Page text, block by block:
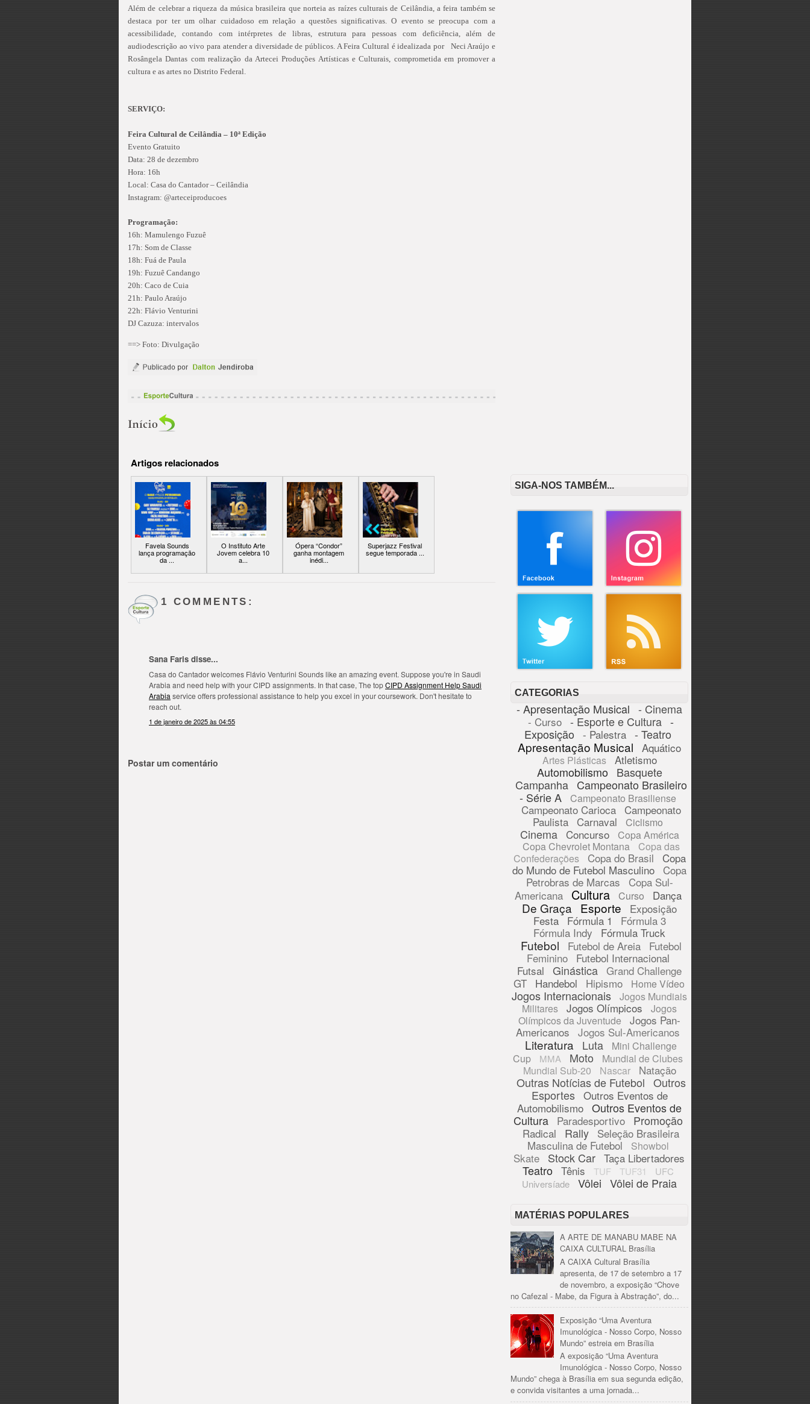
Além de celebrar a riqueza da música brasileira que norteia as raízes culturais de Ceilândia, a feira também se
destaca por ter um olhar cuidadoso em relação a questões significativas. O evento se preocupa com a
acessibilidade, contando com intérpretes de libras, estrutura para pessoas com deficiência, além de
audiodescrição ao vivo para atender a diversidade de públicos. A Feira Cultural é idealizada por Neci Araújo e
Rosângela Dantas com realização da Artecei Produções Artísticas e Culturais, comprometida em promover a
cultura e as artes no Distrito Federal.
SERVIÇO:
Feira Cultural de Ceilândia – 10ª Edição
Evento Gratuito
Data: 28 de dezembro
Hora: 16h
Local: Casa do Cantador – Ceilândia
Instagram: @arteceiproducoes
Programação:
16h: Mamulengo Fuzuê
17h: Som de Classe
18h: Fuá de Paula
19h: Fuzuê Candango
20h: Caco de Cuia
21h: Paulo Araújo
22h: Flávio Venturini
DJ Cazuza: intervalos
==> Foto: Divulgação
Artigos relacionados
Favela Sounds
lança programação
da ...
O Instituto Arte
Jovem celebra 10
a...
Ópera “Condor”
ganha montagem
inédi...
Superjazz Festival
segue temporada ...
1 COMMENTS:
Sana Faris disse...
Casa do Cantador welcomes Flávio Venturini Sounds like an amazing event. Suppose you're in Saudi
Arabia and need help with your CIPD assignments. In that case, The topCIPD Assignment Help Saudi
Arabia service offers professional assistance to help you excel in your coursework. Don't hesitate to
reach out.
1 de janeiro de 2025 às 04:55
Postar um comentário
SIGA-NOS TAMBÉM...
CATEGORIAS
- Apresentação Musical - Cinema
- Curso - Esporte e Cultura -
Exposição - Palestra - Teatro
Apresentação Musical Aquático
Artes Plásticas Atletismo
Automobilismo
Basquete
Campanha Campeonato Brasileiro
- Série A
Campeonato Brasiliense
Campeonato Carioca
Campeonato
Paulista Carnaval Ciclismo
Cinema Concurso
Copa América
Copa Chevrolet Montana
Copa das
Confederações
Copa do Brasil Copa
do Mundo de Futebol Masculino Copa
Petrobras de Marcas
Copa Sul-
Americana
Cultura Curso Dança
De Graça Esporte
Exposição
Festa
Fórmula 1
Fórmula 3
Fórmula Indy
Fórmula Truck
Futebol Futebol de Areia
Futebol
Feminino
Futebol Internacional
Futsal Ginástica Grand Challenge
GT Handebol Hipismo Home Vídeo
Jogos Internacionais
Jogos Mundiais
Militares
Jogos Olímpicos
Jogos
Olímpicos da Juventude
Jogos Pan-
Americanos Jogos Sul-Americanos
Literatura Luta
Mini Challenge
Cup
MMA Moto
Mundial de Clubes
Mundial Sub-20
Nascar Natação
Outras Notícias de Futebol Outros
Esportes Outros Eventos de
Automobilismo Outros Eventos de
Cultura
Paradesportivo Promoção
Radical Rally Seleção Brasileira
Masculina de Futebol
Showbol
Skate Stock Car Taça Libertadores
Teatro Tênis TUF TUF31
UFC
Universíade
Vôlei Vôlei de Praia
MATÉRIAS POPULARES
A ARTE DE MANABU MABE NA
CAIXA CULTURAL Brasília
A CAIXA Cultural Brasília
apresenta, de 17 de setembro a 17
de novembro, a exposição “Chove
no Cafezal - Mabe, da Figura à Abstração”, do...
Exposição “Uma Aventura
Imunológica - Nosso Corpo, Nosso
Mundo” estreia em Brasília
A exposição “Uma Aventura
Imunológica - Nosso Corpo, Nosso
Mundo” chega à Brasília em sua segunda edição,
e convida visitantes a uma jornada...